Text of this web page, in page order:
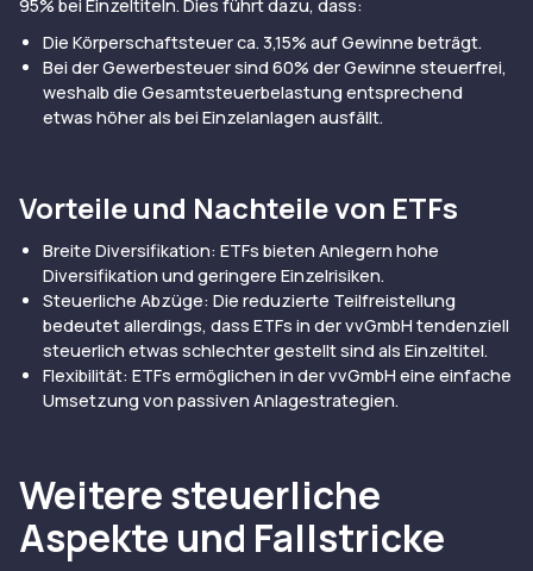
95% bei Einzeltiteln. Dies führt dazu, dass:
Die Körperschaftsteuer ca. 3,15% auf Gewinne beträgt.
Bei der Gewerbesteuer sind 60% der Gewinne steuerfrei,
weshalb die Gesamtsteuerbelastung entsprechend
etwas höher als bei Einzelanlagen ausfällt.
Vorteile und Nachteile von ETFs
Breite Diversifikation: ETFs bieten Anlegern hohe
Diversifikation und geringere Einzelrisiken.
Steuerliche Abzüge: Die reduzierte Teilfreistellung
bedeutet allerdings, dass ETFs in der vvGmbH tendenziell
steuerlich etwas schlechter gestellt sind als Einzeltitel.
Flexibilität: ETFs ermöglichen in der vvGmbH eine einfache
Umsetzung von passiven Anlagestrategien.
Weitere steuerliche
Aspekte und Fallstricke